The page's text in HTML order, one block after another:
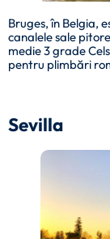
Bruges, în Belgia,
canalele sale
medie 3 grade
pentru plimbări
Sevilla